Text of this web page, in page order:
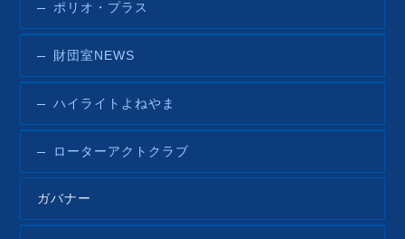
ポリオ・プラス
財団室NEWS
ハイライトよねやま
ローターアクトクラブ
ガバナー